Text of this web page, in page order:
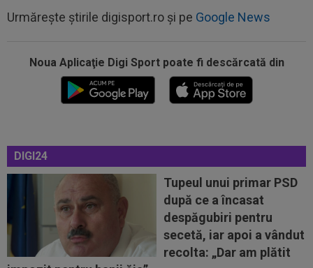
Urmărește știrile digisport.ro și pe Google News
Noua Aplicaţie Digi Sport poate fi descărcată din
DIGI24
Tupeul unui primar PSD
după ce a încasat
despăgubiri pentru
secetă, iar apoi a vândut
recolta: „Dar am plătit
Gigi Becali a lansat oferta: ”1,5 milioane de
09:27 EXCLUSIV
Surpriză la CFR Cluj! Ioan Varga:
”Acum ajut clubul, dar de la anul nu știu...
09:20
Real Madrid l-a lăsat să plece de la echipă și o
clauză rară a fost inclusă în...
09:16
40.000.000€ pentru transfer! Inter și Cristi
Chivu s-au pus de acord